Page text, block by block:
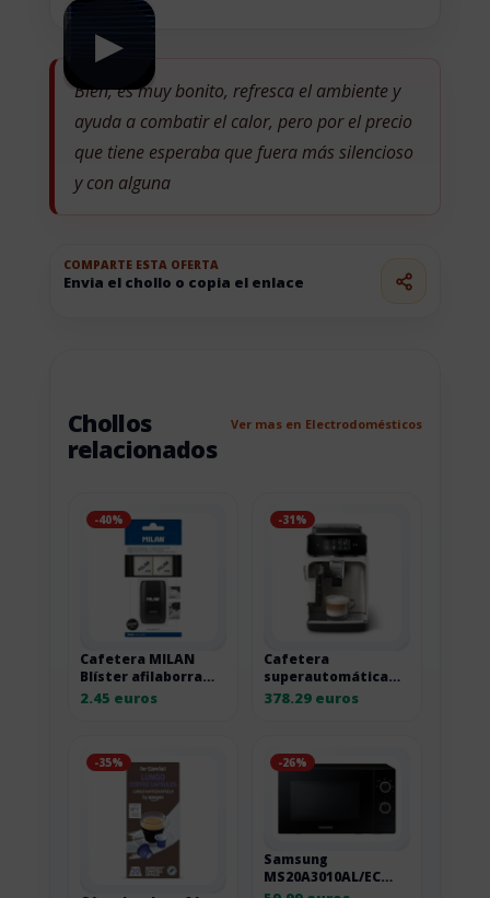
▶
Bien, es muy bonito, refresca el ambiente y
ayuda a combatir el calor, pero por el precio
que tiene esperaba que fuera más silencioso
y con alguna
COMPARTE ESTA OFERTA
Envia el chollo o copia el enlace
Chollos
relacionados
Ver mas en Electrodomésticos
-40%
Cafetera MILAN
Blíster afilaborra
Compact Shadow
2.45 euros
-31%
Cafetera
superautomática
Philips 2300 LatteGo
378.29 euros
-35% -26%
Samsung
MS20A3010AL/EC
microondas libre